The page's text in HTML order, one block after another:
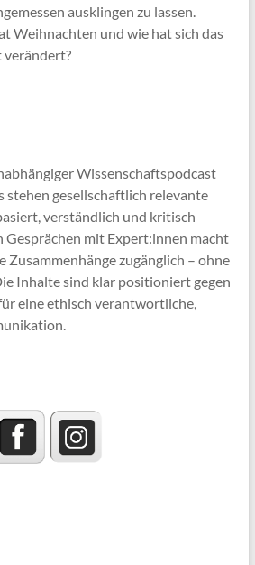
ausklingen zu lassen.
Weihnachten und wie hat sich das
verändert?
Wissenschaftspodcast
stehen gesellschaftlich relevante
verständlich und kritisch
Gesprächen mit Expert:innen macht
Zusammenhänge zugänglich – ohne
Inhalte sind klar positioniert gegen
eine ethisch verantwortliche,